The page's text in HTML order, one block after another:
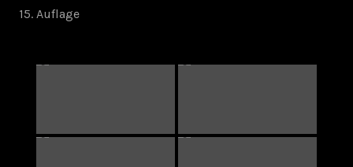
15. Auflage